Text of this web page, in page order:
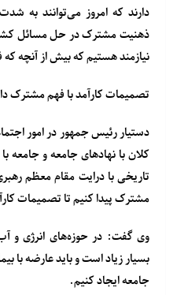
دارند که امروز می‌توانند به
ذهنیت مشترک در حل مسائل کشور
نیازمند هستیم که بیش از آنچه
تصمیمات کارآمد با فهم مشترک
دستیار رئیس جمهور در امور
کلان با نهادهای جامعه و جامعه
تاریخی با درایت مقام معظم
مشترک پیدا کنیم تا تصمیمات
وی گفت: در حوزه‌های انرژی و
بسیار زیاد است و باید عارضه با
جامعه ایجاد کنیم.